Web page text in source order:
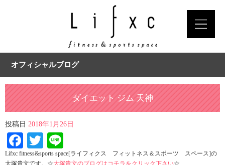
オフィシャルブログ
ダイエット ジム 天神
投稿日 2018年1月26日
Facebook
Twitter
Lifxc fitness&sports space[ライフィクス フィットネス＆スポーツ スペース]の
大塚貴文です。☆大塚貴文のブログはコチラをクリック下さい☆